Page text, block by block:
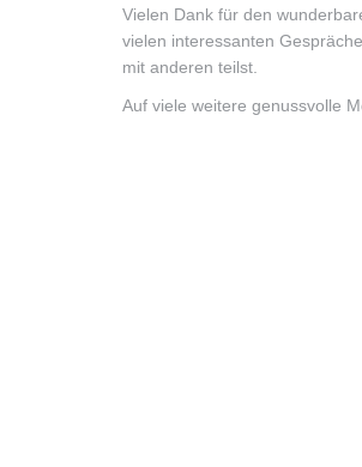
Vielen Dank für den
vielen interessanten
mit anderen teilst.
Auf viele weitere genussvolle